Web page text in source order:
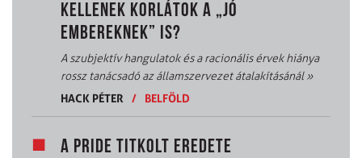
KELLENEK KORLÁTOK A „JÓ
EMBEREKNEK” IS?
A szubjektív hangulatok és a racionális érvek hiánya
rossz tanácsadó az államszervezet átalakításánál»
HACK PÉTER
/ BELFÖLD
A PRIDE TITKOLT EREDETE